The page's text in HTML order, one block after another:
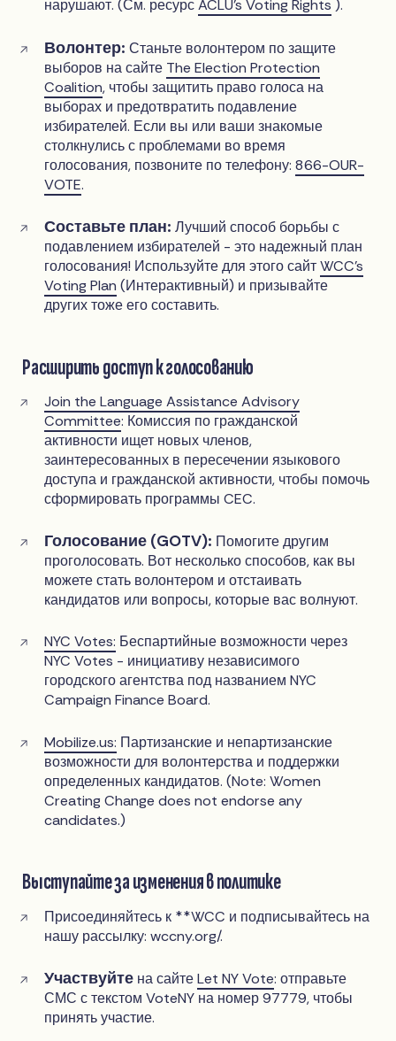
нарушают. (См. ресурсACLU’s Voting Rights ).
Волонтер: Станьте волонтером по защите
выборов на сайте The Election Protection
Coalition, чтобы защитить право голоса на
выборах и предотвратить подавление
избирателей. Если вы или ваши знакомые
столкнулись с проблемами во время
голосования, позвоните по телефону:866-OUR-
VOTE.
Составьте план: Лучший способ борьбы с
подавлением избирателей - это надежный план
голосования! Используйте для этого сайтWCC’s
Voting Plan (Интерактивный) и призывайте
других тоже его составить.
Расширить доступ к голосованию
Join the Language Assistance Advisory
Committee: Комиссия по гражданской
активности ищет новых членов,
заинтересованных в пересечении языкового
доступа и гражданской активности, чтобы помочь
сформировать программы CEC.
Голосование (GOTV): Помогите другим
проголосовать. Вот несколько способов, как вы
можете стать волонтером и отстаивать
кандидатов или вопросы, которые вас волнуют.
NYC Votes: Беспартийные возможности через
NYC Votes - инициативу независимого
городского агентства под названием NYC
Campaign Finance Board.
Mobilize.us: Партизанские и непартизанские
возможности для волонтерства и поддержки
определенных кандидатов. (Note: Women
Creating Change does not endorse any
candidates.)
Выступайте за изменения в политике
Присоединяйтесь к **WCC и подписывайтесь на
нашу рассылку: wccny.org/.
Участвуйте на сайтеLet NY Vote: отправьте
СМС с текстом VoteNY на номер 97779, чтобы
принять участие.